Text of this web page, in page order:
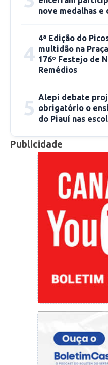
medalha Mérito
Lagoa do
Mérito Renascença.
nove medalhas
4
4ª Edição do
multidão na
176º Festejo de
Remédios
5 Alepi debate
obrigatório o
do Piauí nas
Publicidade